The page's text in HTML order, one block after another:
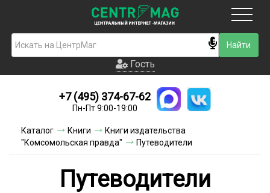
Гость
Новинки
Условия доставки
Контакты
Гость
+7 (495) 374-67-62
Пн-Пт 9:00-19:00
Каталог Книги
Книги издательства
"Комсомольская правда"
Путеводители
Путеводители